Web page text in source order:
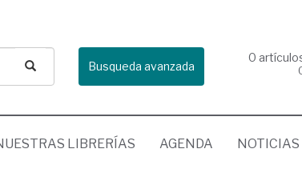
Busqueda avanzada
0
LIBRERÍAS AGENDA NOTICIAS